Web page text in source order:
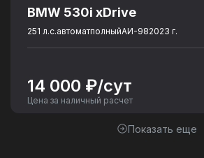
BMW 530i xDrive
251 л.с.автоматполныйАИ-982023 г.
14 000 ₽/сут
Цена за наличный расчет
Показать еще